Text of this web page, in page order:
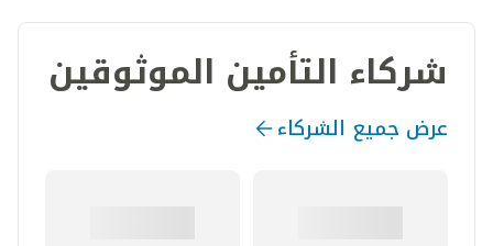
شركاء التأمين الموثوقين
عرض جميع الشركاء